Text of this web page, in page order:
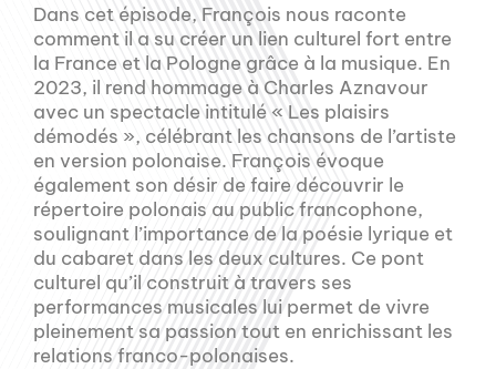
Dans cet épisode, François nous raconte
comment il a su créer un lien culturel fort entre
la France et la Pologne grâce à la musique. En
2023, il rend hommage à Charles Aznavour
avec un spectacle intitulé « Les plaisirs
démodés », célébrant les chansons de l’artiste
en version polonaise. François évoque
également son désir de faire découvrir le
répertoire polonais au public francophone,
soulignant l’importance de la poésie lyrique et
du cabaret dans les deux cultures. Ce pont
culturel qu’il construit à travers ses
performances musicales lui permet de vivre
pleinement sa passion tout en enrichissant les
relations franco-polonaises.